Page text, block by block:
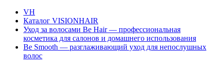
VH
Каталог VISIONHAIR
Уход за волосами Be Hair — профессиональная
косметика для салонов и домашнего использования
Be Smooth — разглаживающий уход для непослушных
волос